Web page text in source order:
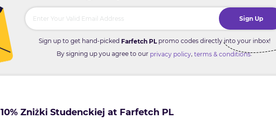
Sign Up
Sign up to get hand-picked Farfetch PLpromo codes directly into your inbox!
By signing up you agree to our privacy policy, terms & conditions.
10% Zniżki Studenckiej at Farfetch PL